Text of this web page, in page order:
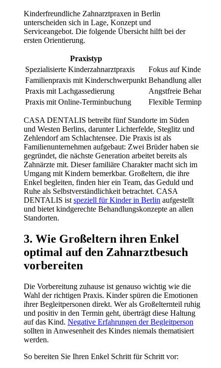
Kinderfreundliche Zahnarztpraxen in Berlin
unterscheiden sich in Lage, Konzept und
Serviceangebot. Die folgende Übersicht hilft bei der
ersten Orientierung.
Praxistyp
Spezialisierte Kinderzahnarztpraxis
Fokus auf
Familienpraxis mit Kinderschwerpunkt Behandlung aller
Praxis mit Lachgassedierung
Angstfreie
Praxis mit Online-Terminbuchung
Flexible
CASA DENTALIS betreibt fünf Standorte im Süden
und Westen Berlins, darunter Lichterfelde, Steglitz und
Zehlendorf am Schlachtensee. Die Praxis ist als
Familienunternehmen aufgebaut: Zwei Brüder haben sie
gegründet, die nächste Generation arbeitet bereits als
Zahnärzte mit. Dieser familiäre Charakter macht sich im
Umgang mit Kindern bemerkbar. Großeltern, die ihre
Enkel begleiten, finden hier ein Team, das Geduld und
Ruhe als Selbstverständlichkeit betrachtet. CASA
DENTALIS ist speziell für Kinder in Berlin aufgestellt
und bietet kindgerechte Behandlungskonzepte an allen
Standorten.
3. Wie Großeltern ihren Enkel
optimal auf den Zahnarztbesuch
vorbereiten
Die Vorbereitung zuhause ist genauso wichtig wie die
Wahl der richtigen Praxis. Kinder spüren die Emotionen
ihrer Begleitpersonen direkt. Wer als Großelternteil ruhig
und positiv in den Termin geht, überträgt diese Haltung
auf das Kind. Negative Erfahrungen der Begleitperson
sollten in Anwesenheit des Kindes niemals thematisiert
werden.
So bereiten Sie Ihren Enkel Schritt für Schritt vor: